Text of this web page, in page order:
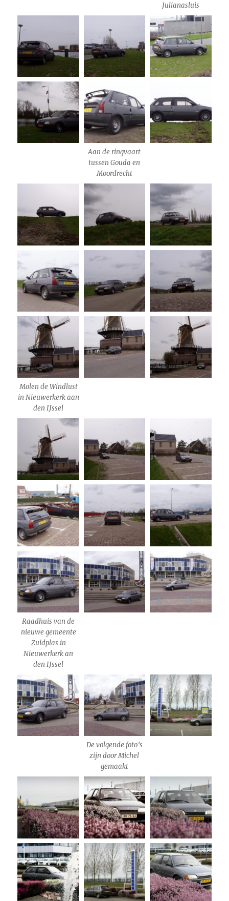
Julianasluis
Aan de ringvaart
tussen Gouda en
Moordrecht
Molen de Windlust
in Nieuwerkerk aan
den IJssel
Raadhuis van de
nieuwe gemeente
Zuidplas in
Nieuwerkerk an
den IJssel
De volgende foto’s
zijn door Michel
gemaakt